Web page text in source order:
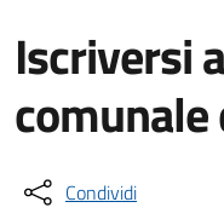
Iscriversi
Condividi